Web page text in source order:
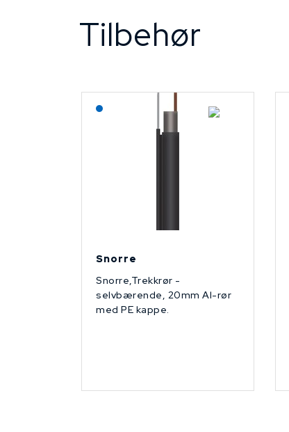
Tilbehør
Snorre
Snorre,Trekkrør -
selvbærende, 20mm Al-rør
med PE kappe.